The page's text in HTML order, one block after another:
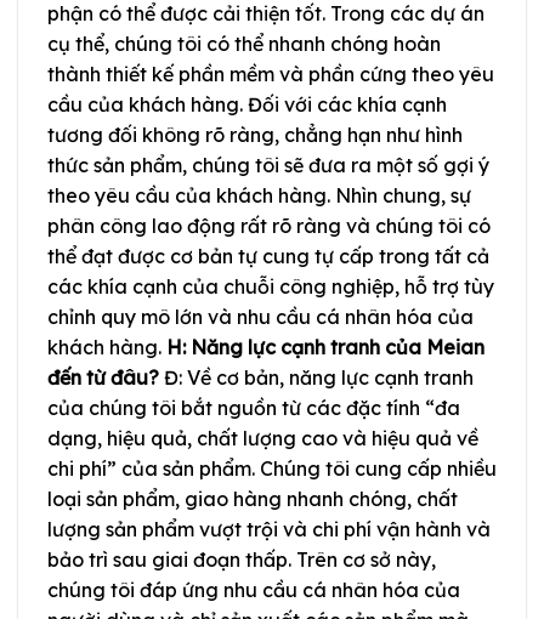
phận có thể được cải thiện tốt. Trong các dự án
cụ thể, chúng tôi có thể nhanh chóng hoàn
thành thiết kế phần mềm và phần cứng theo yêu
cầu của khách hàng. Đối với các khía cạnh
tương đối không rõ ràng, chẳng hạn như hình
thức sản phẩm, chúng tôi sẽ đưa ra một số gợi ý
theo yêu cầu của khách hàng. Nhìn chung, sự
phân công lao động rất rõ ràng và chúng tôi có
thể đạt được cơ bản tự cung tự cấp trong tất cả
các khía cạnh của chuỗi công nghiệp, hỗ trợ tùy
chỉnh quy mô lớn và nhu cầu cá nhân hóa của
khách hàng. H: Năng lực cạnh tranh của Meian
đến từ đâu? Đ: Về cơ bản, năng lực cạnh tranh
của chúng tôi bắt nguồn từ các đặc tính “đa
dạng, hiệu quả, chất lượng cao và hiệu quả về
chi phí” của sản phẩm. Chúng tôi cung cấp nhiều
loại sản phẩm, giao hàng nhanh chóng, chất
lượng sản phẩm vượt trội và chi phí vận hành và
bảo trì sau giai đoạn thấp. Trên cơ sở này,
chúng tôi đáp ứng nhu cầu cá nhân hóa của